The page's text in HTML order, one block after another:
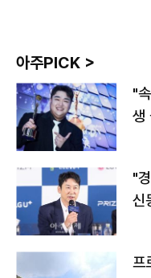
아주PICK >
"
생
"
신
프